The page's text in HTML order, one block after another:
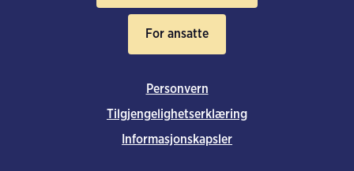
For ansatte
Personvern
Tilgjengelighetserklæring
Informasjonskapsler